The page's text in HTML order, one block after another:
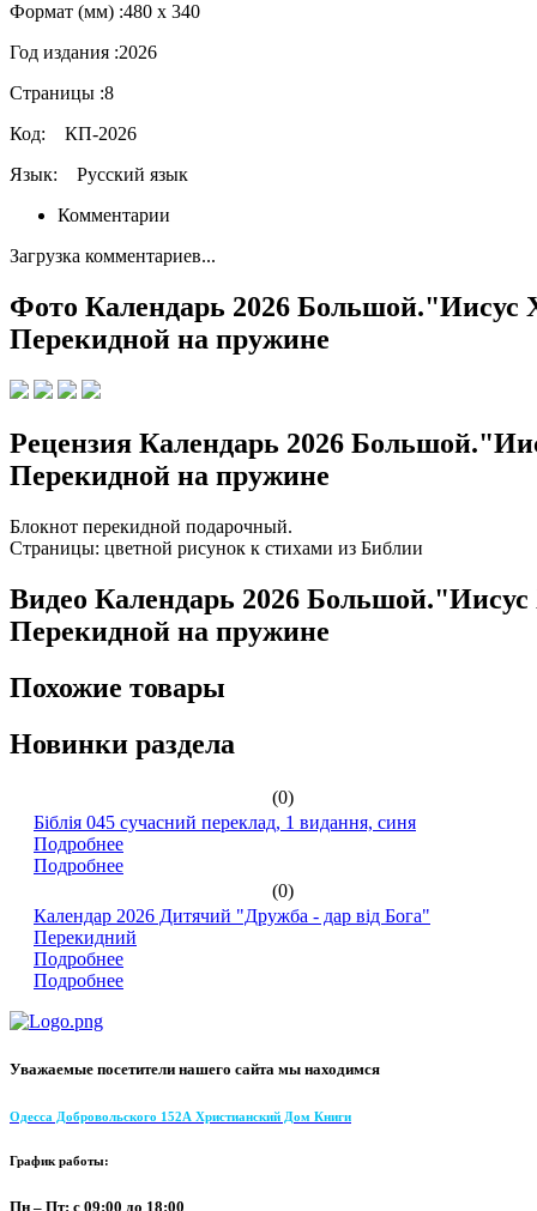
Формат (мм) :480 х 340
Год издания :2026
Страницы :8
Код: КП-2026
Язык: Русский язык
Комментарии
Загрузка комментариев...
Фото Календарь 2026 Большой."Иисус
Перекидной на пружине
Рецензия Календарь 2026
Перекидной на пружине
Блокнот перекидной подарочный.
Страницы: цветной рисунок к стихами из Библии
Видео Календарь 2026 Большой."Иисус
Перекидной на пружине
Похожие товары
Новинки раздела
(0)
Біблія 045 сучасний переклад, 1 видання, синя
Подробнее
Подробнее
(0)
Календар 2026 Дитячий "Дружба - дар від Бога"
Перекидний
Подробнее
Подробнее
Уважаемые посетители нашего сайта мы находимся
Одесса Добровольского 152А Христианский Дом Книги
График работы:
Пн – Пт: с 09:00 до 18:00